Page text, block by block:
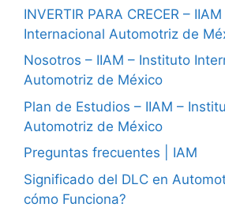
INVERTIR PARA CRECER –
Internacional Automotriz de
Nosotros – IIAM – Instituto
Automotriz de México
Plan de Estudios – IIAM –
Automotriz de México
Preguntas frecuentes | IAM
Significado del DLC en
cómo Funciona?